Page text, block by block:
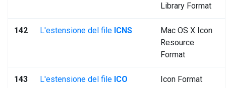
Library Format
142 L'estensione del file ICNS
Mac OS X Icon
Resource
Format
143 L'estensione del file ICO Icon Format